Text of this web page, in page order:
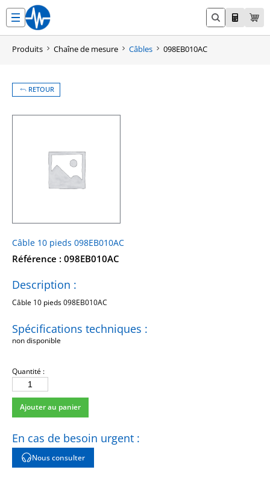
contenu
Produits Chaîne de mesure Câbles 098EB010AC
RETOUR
Câble 10 pieds 098EB010AC
Référence : 098EB010AC
Spécifications techniques :
non disponible
Description :
Câble 10 pieds 098EB010AC
Quantité :
quantité
de
098EB010AC
Ajouter au panier
En cas de besoin urgent :
Nous consulter